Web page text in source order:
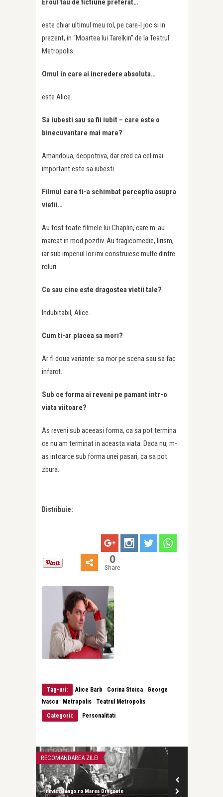
Eroul tau de fictiune preferat…
este chiar ultimul meu rol, pe care-l joc si in
prezent, in “Moartea lui Tarelkin” de la Teatrul
Metropolis.
Omul in care ai incredere absoluta…
este Alice.
Sa iubesti sau sa fii iubit – care este o
binecuvantare mai mare?
Amandoua, deopotriva, dar cred ca cel mai
important este sa iubesti.
Filmul care ti-a schimbat perceptia asupra
vietii…
Au fost toate filmele lui Chaplin, care m-au
marcat in mod pozitiv. Au tragicomedie, lirism,
iar sub imperiul lor imi construiesc multe dintre
roluri.
Ce sau cine este dragostea vietii tale?
Indubitabil, Alice.
Cum ti-ar placea sa mori?
Ar fi doua variante: sa mor pe scena sau sa fac
infarct.
Sub ce forma ai reveni pe pamant intr-o
viata viitoare?
As reveni sub aceeasi forma, ca sa pot termina
ce nu am terminat in aceasta viata. Daca nu, m-
as intoarce sub forma unei pasari, ca sa pot
zbura.
Distribuie:
0
Share
Tag-uri: Alice Barb · Corina Stoica · George
Ivascu · Metropolis · Teatrul Metropolis
Categorii:
Personalitati
RECOMANDAREA ZILEI
revistatango.ro Marea Dragoste